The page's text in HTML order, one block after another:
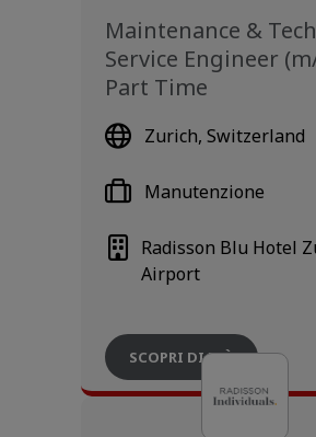
Maintenance &
Service Engineer
Part Time
Zurich, Switzerland
Radisson Blu Hotel
Airport
Manutenzione
SCOPRI DI PIÙ